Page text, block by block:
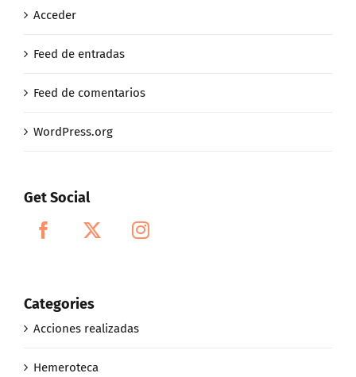
Acceder
Feed de entradas
Feed de comentarios
WordPress.org
Get Social
Categories
Acciones realizadas
Hemeroteca